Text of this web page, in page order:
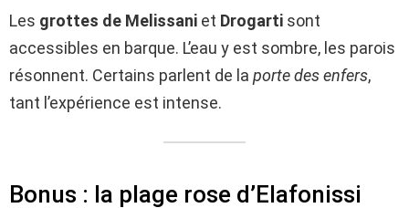
Les grottes de Melissani et Drogarti sont
accessibles en barque. L’eau y est sombre, les parois
résonnent. Certains parlent de la porte des enfers,
tant l’expérience est intense.
Bonus : la plage rose d’Elafonissi